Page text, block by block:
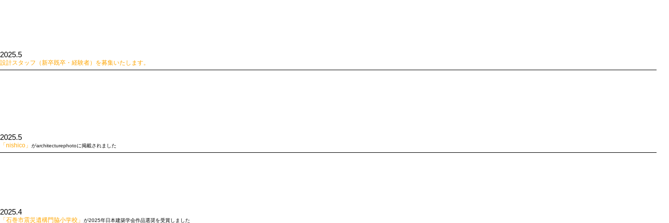
2025.5
設計スタッフ（新卒既卒・経験者）を募集いたします。
2025.5
「nishico」 がarchitecturephotoに掲載されました
2025.4
「石巻市震災遺構門脇小学校」 が2025年日本建築学会作品選奨を受賞しました